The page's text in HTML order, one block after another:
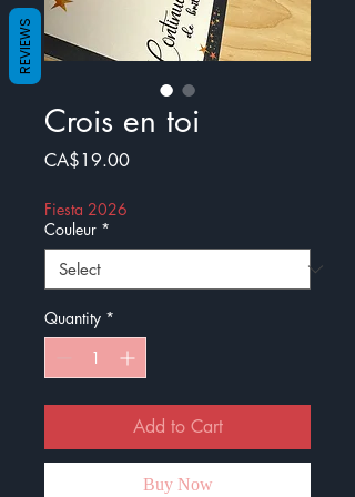
Crois en toi
CA$19.00Price
Fiesta 2026
Couleur *
Quantity *
Add to Cart
Buy Now
REVIEWS